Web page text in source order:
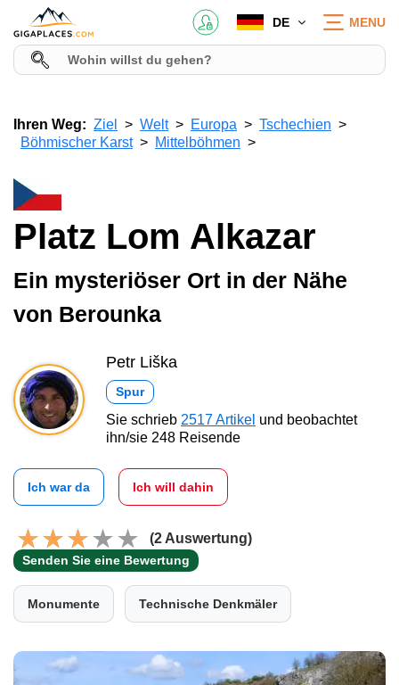
DE MENU
Ihren Weg: Ziel Welt Europa
Tschechien
Böhmischer Karst
Mittelböhmen
Platz Lom Alkazar
Ein mysteriöser Ort in der Nähe
von Berounka
Petr Liška
Spur
Sie schrieb 2517 Artikel und beobachtet
ihn/sie 248 Reisende
Ich war da Ich will dahin
(2 Auswertung)
Senden Sie eine Bewertung
Monumente Technische Denkmäler